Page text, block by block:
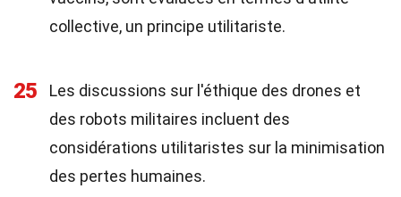
collective, un principe utilitariste.
25
Les discussions sur l'éthique des drones et
des robots militaires incluent des
considérations utilitaristes sur la minimisation
des pertes humaines.